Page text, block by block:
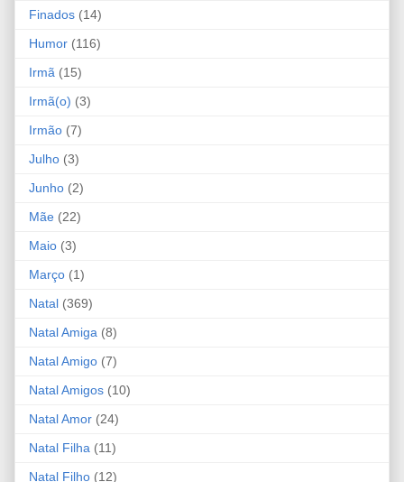
Finados (14)
Humor (116)
Irmã (15)
Irmã(o) (3)
Irmão (7)
Julho (3)
Junho (2)
Mãe (22)
Maio (3)
Março (1)
Natal (369)
Natal Amiga (8)
Natal Amigo (7)
Natal Amigos (10)
Natal Amor (24)
Natal Filha (11)
Natal Filho (12)